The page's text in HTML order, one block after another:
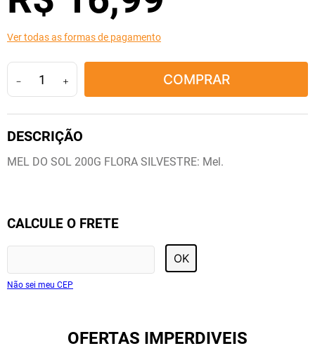
Ver todas as formas de pagamento
＋
－ COMPRAR
MEL DO SOL 200G FLORA SILVESTRE: Mel.
CALCULE O FRETE
OK
Não sei meu CEP
OFERTAS IMPERDIVEIS
10
tadalafila